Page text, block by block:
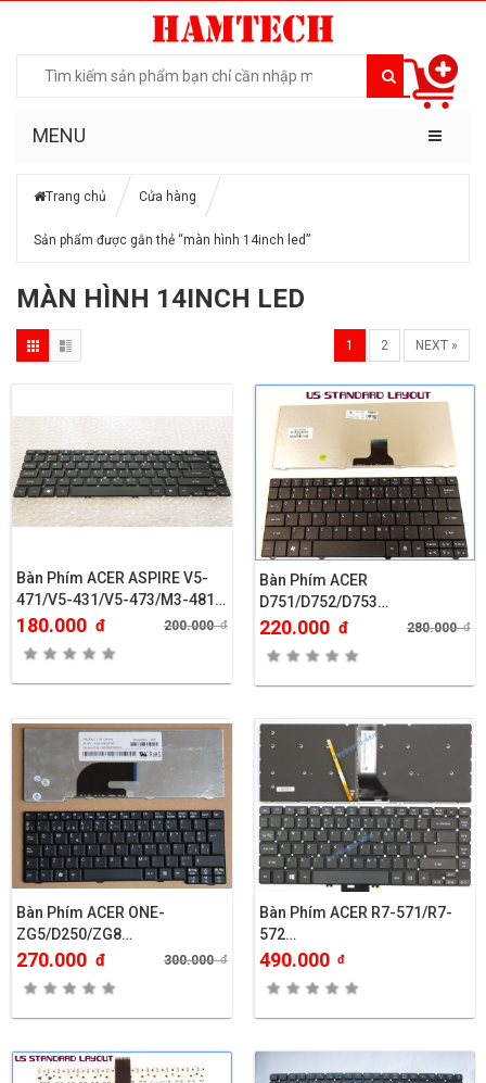
MENU
Trang chủ Cửa hàng
Sản phẩm được gắn thẻ “màn hình 14inch led”
MÀN HÌNH 14INCH LED
1 2 NEXT »
Bàn Phím ACER ASPIRE V5-
471/V5-431/V5-473/M3-481…
180.000 đ 200.000đ
Bàn Phím ACER
D751/D752/D753…
220.000 đ 280.000đ
Bàn Phím ACER ONE-
ZG5/D250/ZG8…
270.000 đ 300.000đ
Bàn Phím ACER R7-571/R7-
572…
490.000 đ